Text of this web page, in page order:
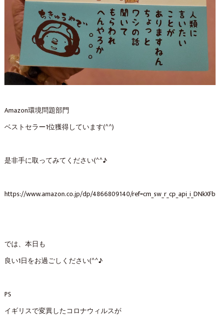
Amazon環境問題部門
ベストセラー1位獲得しています(^^)
是非手に取ってみてください(^^♪
https://www.amazon.co.jp/dp/4866809140/
では、本日も
良い1日をお過ごしください(^^♪
PS
イギリスで変異したコロナウィルスが